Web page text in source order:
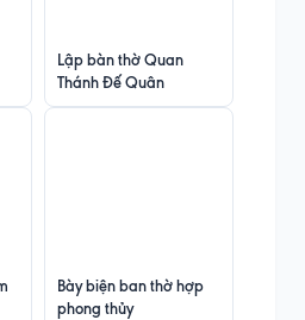
Lập bàn thờ Quan
Thánh Đế Quân
Bày biện ban thờ hợp
phong thủy